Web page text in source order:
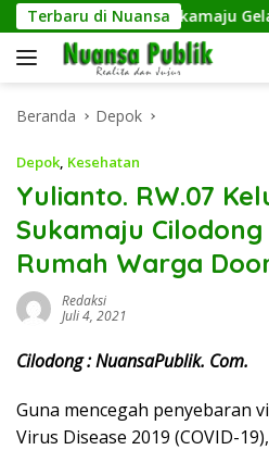
Langsung
ke
konten
Terbaru di Nuansa
Kelurahan Sukamaju Gelar
Beranda Depok
Depok, Kesehatan
Yulianto. RW.07
Sukamaju
Rumah Warga
Redaksi
Juli 4, 2021
Cilodong : NuansaPublik. Com.
Guna mencegah penyebaran
Virus Disease 2019 (COVID-